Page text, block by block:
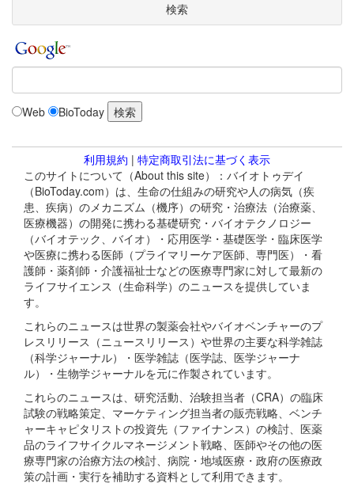
検索
Web BioToday
利用規約 | 特定商取引法に基づく表示
このサイトについて（About this site）：バイオトゥデイ
（BioToday.com）は、生命の仕組みの研究や人の病気（疾
患、疾病）のメカニズム（機序）の研究・治療法（治療薬、
医療機器）の開発に携わる基礎研究・バイオテクノロジー
（バイオテック、バイオ）・応用医学・基礎医学・臨床医学
や医療に携わる医師（プライマリーケア医師、専門医）・看
護師・薬剤師・介護福祉士などの医療専門家に対して最新の
ライフサイエンス（生命科学）のニュースを提供していま
す。
これらのニュースは世界の製薬会社やバイオベンチャーのプ
レスリリース（ニュースリリース）や世界の主要な科学雑誌
（科学ジャーナル）・医学雑誌（医学誌、医学ジャーナ
ル）・生物学ジャーナルを元に作製されています。
これらのニュースは、研究活動、治験担当者（CRA）の臨床
試験の戦略策定、マーケティング担当者の販売戦略、ベンチ
ャーキャピタリストの投資先（ファイナンス）の検討、医薬
品のライフサイクルマネージメント戦略、医師やその他の医
療専門家の治療方法の検討、病院・地域医療・政府の医療政
策の計画・実行を補助する資料として利用できます。